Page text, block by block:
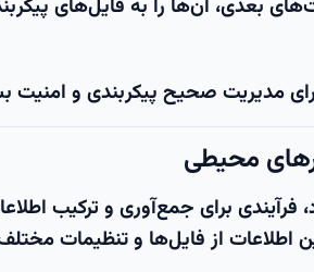
بعدی، آن‌ها را به فایل‌های
مدیریت صحیح پیکربندی و امنیت
محیطی
برای جمع‌آوری و ترکیب
اطلاعات از فایل‌ها و تنظیمات